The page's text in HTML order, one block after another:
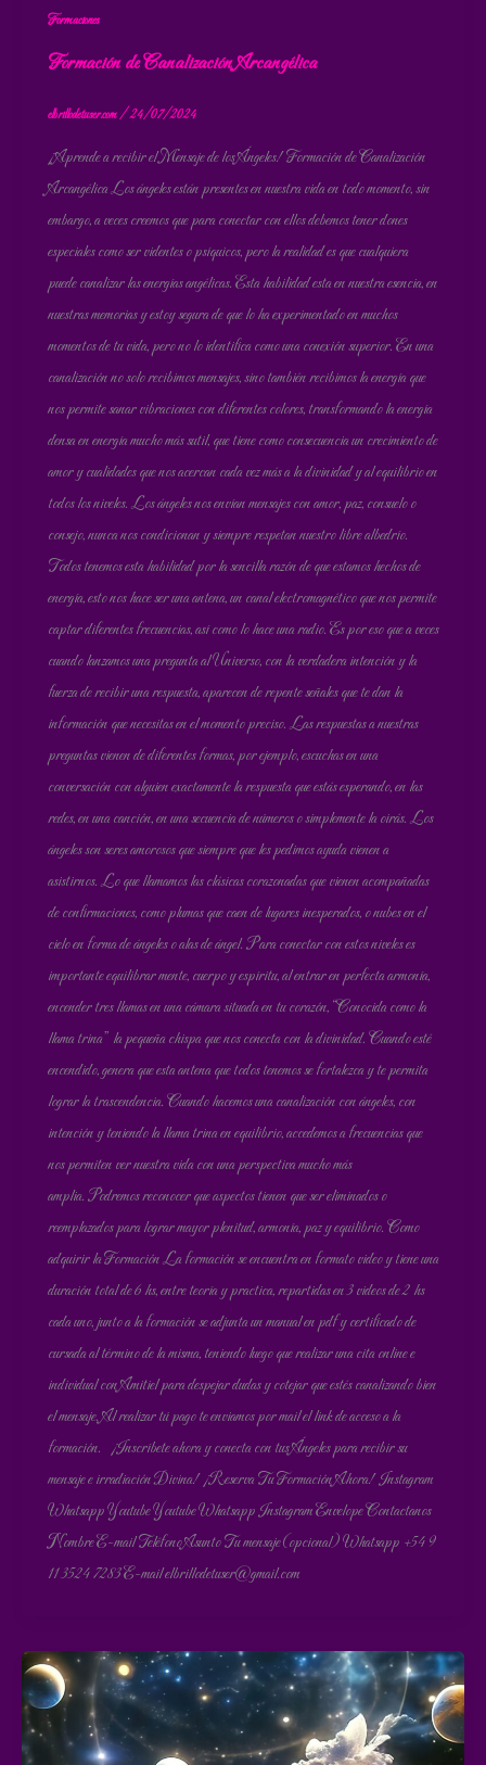
Formaciones
Formación de Canalización Arcangélica
elbrillodetuser.com/24/07/2024
¡Aprende a recibir el Mensaje de los Ángeles! Formación de Canalización
Arcangélica Los ángeles están presentes en nuestra vida en todo momento, sin
embargo, a veces creemos que para conectar con ellos debemos tener dones
especiales como ser videntes o psíquicos, pero la realidad es que cualquiera
puede canalizar las energías angélicas. Esta habilidad esta en nuestra esencia, en
nuestras memorias y estoy segura de que lo ha experimentado en muchos
momentos de tu vida, pero no lo identifica como una conexión superior. En una
canalización no solo recibimos mensajes, sino también recibimos la energía que
nos permite sanar vibraciones con diferentes colores, transformando la energía
densa en energía mucho más sutil, que tiene como consecuencia un crecimiento de
amor y cualidades que nos acercan cada vez más a la divinidad y al equilibrio en
todos los niveles. Los ángeles nos envían mensajes con amor, paz, consuelo o
consejo, nunca nos condicionan y siempre respetan nuestro libre albedrío.
Todos tenemos esta habilidad por la sencilla razón de que estamos hechos de
energía, esto nos hace ser una antena, un canal electromagnético que nos permite
captar diferentes frecuencias, así como lo hace una radio. Es por eso que a veces
cuando lanzamos una pregunta al Universo, con la verdadera intención y la
fuerza de recibir una respuesta, aparecen de repente señales que te dan la
información que necesitas en el momento preciso. Las respuestas a nuestras
preguntas vienen de diferentes formas, por ejemplo, escuchas en una
conversación con alguien exactamente la respuesta que estás esperando, en las
redes, en una canción, en una secuencia de números o simplemente la oirás. Los
ángeles son seres amorosos que siempre que les pedimos ayuda vienen a
asistirnos. Lo que llamamos las clásicas corazonadas que vienen acompañadas
de confirmaciones, como plumas que caen de lugares inesperados, o nubes en el
cielo en forma de ángeles o alas de ángel. Para conectar con estos niveles es
importante equilibrar mente, cuerpo y espíritu, al entrar en perfecta armonía,
encender tres llamas en una cámara situada en tu corazón, “Conocida como la
llama trina” la pequeña chispa que nos conecta con la divinidad. Cuando esté
encendido, genera que esta antena que todos tenemos se fortalezca y te permita
lograr la trascendencia. Cuando hacemos una canalización con ángeles, con
intención y teniendo la llama trina en equilibrio, accedemos a frecuencias que
nos permiten ver nuestra vida con una perspectiva mucho más
amplia. Podremos reconocer que aspectos tienen que ser eliminados o
reemplazados para lograr mayor plenitud, armonía, paz y equilibrio. Como
adquirir la Formación La formación se encuentra en formato video y tiene una
duración total de 6 hs, entre teoría y practica, repartidas en 3 videos de 2 hs
cada uno, junto a la formación se adjunta un manual en pdf y certificado de
cursada al término de la misma, teniendo luego que realizar una cita online e
individual con Amitiel para despejar dudas y cotejar que estés canalizando bien
el mensaje. Al realizar tú pago te enviamos por mail el link de acceso a la
formación. ¡Inscríbete ahora y conecta con tus Ángeles para recibir su
mensaje e irradiación Divina! ¡Reserva Tu Formación Ahora! Instagram
Whatsapp Youtube Youtube Whatsapp Instagram Envelope Contactanos
Nombre E-mail Teléfono Asunto Tu mensaje (opcional) Whatsapp +54 9
11 3524 7283 E-mail elbrillodetuser@gmail.com